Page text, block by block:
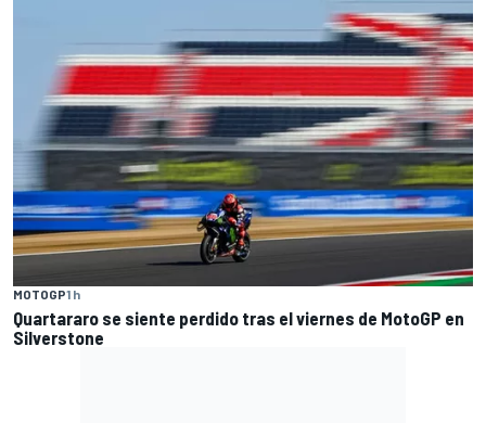
MOTOGP1 h
Quartararo se siente perdido tras el viernes de MotoGP en
Silverstone